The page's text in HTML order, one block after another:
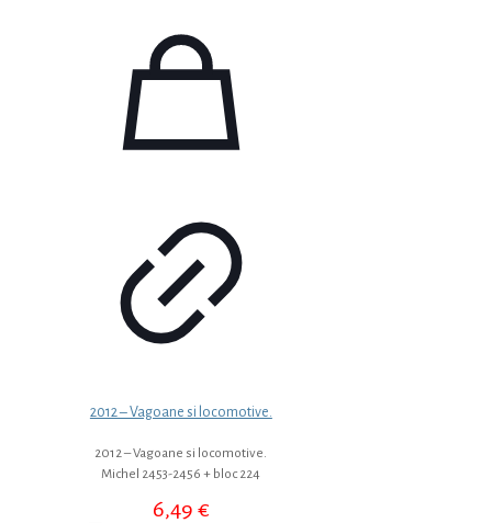
2012 – Vagoane si locomotive.
2012 – Vagoane si locomotive.
Michel 2453-2456 + bloc 224
6,49 €